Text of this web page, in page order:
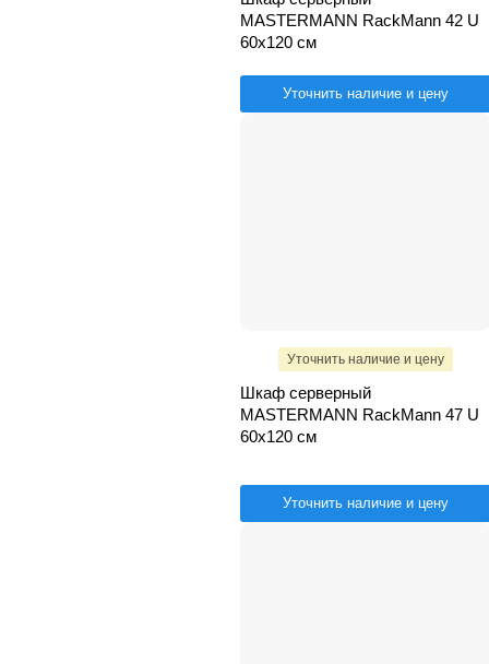
MASTERMANN RackMann 42 U
60х120 см
Уточнить наличие и цену
Уточнить наличие и цену
Шкаф серверный
MASTERMANN RackMann 47 U
60х120 см
Уточнить наличие и цену